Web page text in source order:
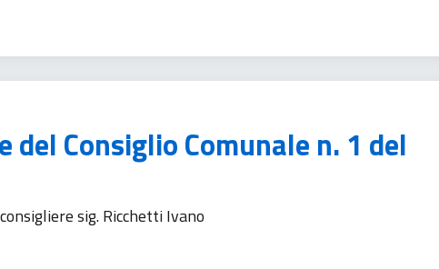
del Consiglio Comunale n. 1 del
sig. Ricchetti Ivano